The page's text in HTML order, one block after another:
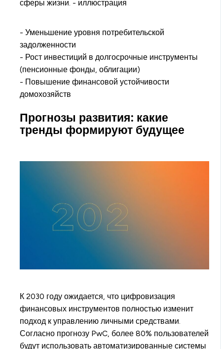
- Уменьшение уровня потребительской
задолженности
- Рост инвестиций в долгосрочные инструменты
(пенсионные фонды, облигации)
- Повышение финансовой устойчивости
домохозяйств
Прогнозы развития: какие
тренды формируют будущее
К 2030 году ожидается, что цифровизация
финансовых инструментов полностью изменит
подход к управлению личными средствами.
Согласно прогнозу PwC, более 80% пользователей
будут использовать автоматизированные системы